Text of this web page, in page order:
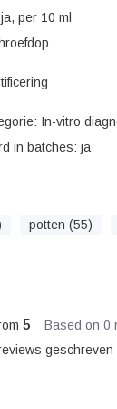
per 10 ml
In-vitro
in batches: ja
potten (55)
5
Based on 0
geschreven